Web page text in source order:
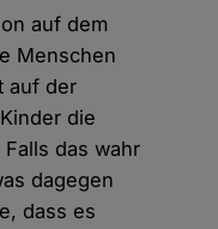
auf dem
Menschen
auf der
die
das wahr
dagegen
dass es